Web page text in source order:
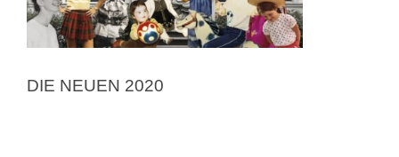
Suche
DIE NEUEN 2020